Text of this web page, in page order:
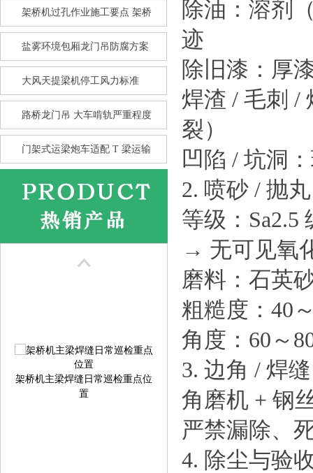
架桥机过孔作业施工要点 架桥
盐雾环境包厢龙门吊防腐方案
大风天提梁机停工风力标准
路桥龙门吊 大车啃轨严重程度
门架式运梁炮车适配 T 梁运输
竖井龙门吊选型核心要点 竖井
龙
花架龙门吊的抗风性 比箱型龙
门
架桥机主梁焊缝日常巡检重点位
置
除油：溶剂
迹
除旧漆：厚
焊渣 / 毛刺 /
裂）
凹陷 / 坑洞
2. 喷砂 / 抛
等级：Sa2.5
→ 无可见氧
磨料：石英
粗糙度：40
角度：60～
3. 边角 / 焊
角磨机 + 钢
严禁漏除、
4. 除尘与验